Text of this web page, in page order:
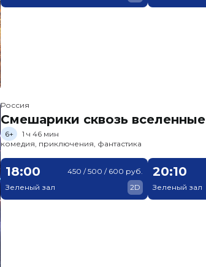
Россия
Смешарики сквозь вселенные
6+
1 ч 46 мин
комедия, приключения, фантастика
18:00
Зеленый зал
450 / 500 / 600 руб.
2D
20:10
Зеленый зал